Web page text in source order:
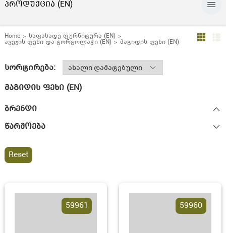
ᲞᲠᲝᲓᲣᲥᲪᲘᲐ (EN)
Home
საფასადე ფურნიტურა (EN)
ავეჯის ფეხი და გორგოლაჭი (EN)
მაგიდის ფეხი (EN)
სორტირება:
მაგიდის ფეხი (EN)
ბრენდი
წარმოება
Reset
59961 59960